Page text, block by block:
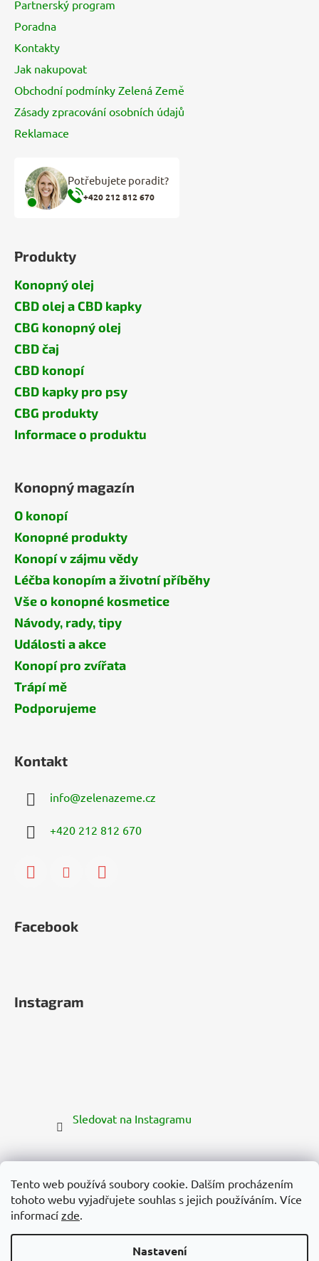
Tento web používá soubory cookie. Dalším procházením
tohoto webu vyjadřujete souhlas s jejich používáním. Více
informací zde.
Nastavení
Partnerský program
Poradna
Kontakty
Jak nakupovat
Obchodní podmínky Zelená Země
Zásady zpracování osobních údajů
Reklamace
Potřebujete poradit?
+420 212 812 670
Produkty
Konopný olej
CBD olej a CBD kapky
CBG konopný olej
CBD čaj
CBD konopí
CBD kapky pro psy
CBG produkty
Informace o produktu
Konopný magazín
O konopí
Konopné produkty
Konopí v zájmu vědy
Léčba konopím a životní příběhy
Vše o konopné kosmetice
Návody, rady, tipy
Události a akce
Konopí pro zvířata
Trápí mě
Podporujeme
Kontakt
info@zelenazeme.cz
+420 212 812 670
Facebook
Instagram
Sledovat na Instagramu